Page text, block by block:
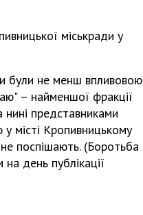
міськради у
були не менш впливовою
– найменшої фракції
представниками
місті Кропивницькому
поспішають. (Боротьба
день публікації